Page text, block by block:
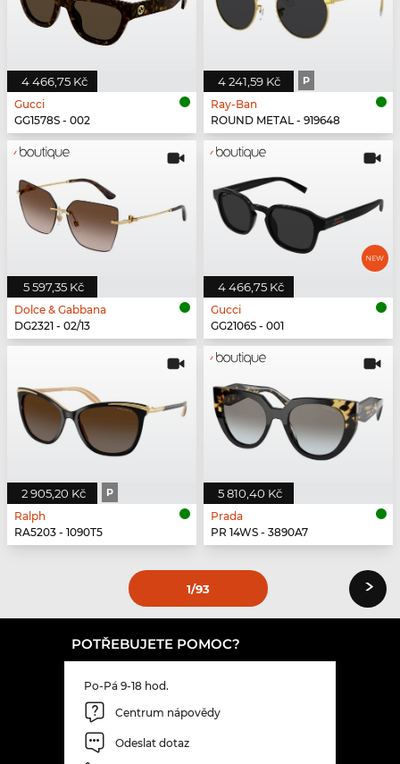
4 466,75 Kč
Gucci
GG1578S - 002
4 241,59 Kč P
Ray-Ban
ROUND METAL - 919648
5 597,35 Kč
Dolce & Gabbana
DG2321 - 02/13
4 466,75 Kč
Gucci
GG2106S - 001
2 905,20 Kč P
Ralph
RA5203 - 1090T5
5 810,40 Kč
Prada
PR 14WS - 3890A7
1/93 ›
POTŘEBUJETE POMOC?
Po-Pá 9-18 hod.
Centrum nápovědy
Odeslat dotaz